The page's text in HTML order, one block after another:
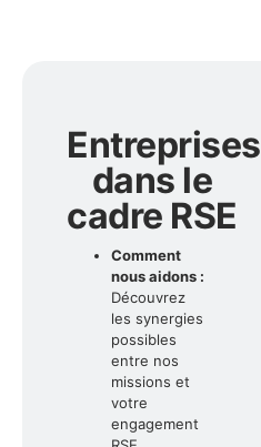
Entreprises
dans le
cadre RSE
Comment
nous aidons :
Découvrez
les synergies
possibles
entre nos
missions et
votre
engagement